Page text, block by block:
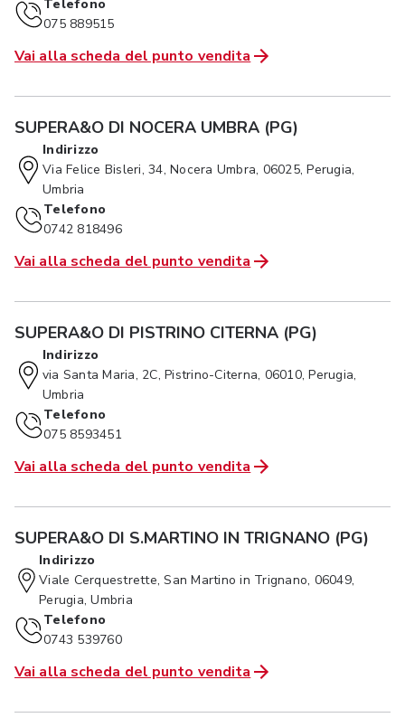
Telefono
075 889515
Vai alla scheda del punto vendita
SUPERA&O DI NOCERA UMBRA (PG)
Indirizzo
Via Felice Bisleri, 34, Nocera Umbra, 06025, Perugia,
Umbria
Telefono
0742 818496
Vai alla scheda del punto vendita
SUPERA&O DI PISTRINO CITERNA (PG)
Indirizzo
via Santa Maria, 2C, Pistrino-Citerna, 06010, Perugia,
Umbria
Telefono
075 8593451
Vai alla scheda del punto vendita
SUPERA&O DI S.MARTINO IN TRIGNANO (PG)
Indirizzo
Viale Cerquestrette, San Martino in Trignano, 06049,
Perugia, Umbria
Telefono
0743 539760
Vai alla scheda del punto vendita